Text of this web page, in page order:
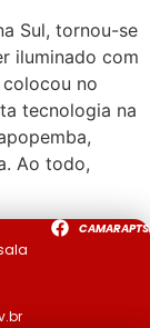
Sul, tornou-se
iluminado com
colocou no
tecnologia na
Ao todo,